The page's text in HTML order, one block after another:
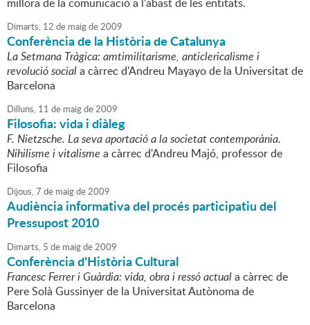
Dimarts, 12 de maigde2009
Conferència de la Història de Catalunya
La Setmana Tràgica: amtimilitarisme, anticlericalisme i
revolució sociala càrrec d'Andreu Mayayo de la Universitat de
Barcelona
Dilluns, 11 de maigde2009
Filosofia: vida i diàleg
F. Nietzsche. La seva aportació a la societat contemporània.
Nihilisme i vitalisme a càrrec d'Andreu Majó, professor de
Filosofia
Dijous,7 de maigde2009
Audiència informativa del procés participatiu del
Pressupost 2010
Dimarts, 5 de maigde2009
Conferència d'Història Cultural
Francesc Ferrer i Guàrdia: vida, obra i ressó actuala càrrec de
Pere Solà Gussinyer de la Universitat Autònoma de
Barcelona